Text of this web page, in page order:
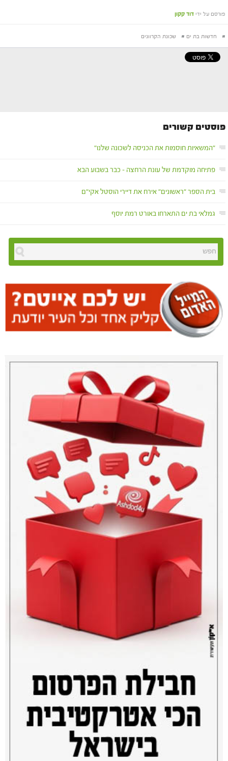
פורסם על ידי דוד קקון
# חדשות בת ים # שכונת הקרוונים
פוסטים קשורים
"המשאיות חוסמות את הכניסה לשכונה שלנו"
פתיחה מוקדמת של עונת הרחצה – כבר בשבוע הבא
בית הספר "ראשונים" אירח את דיירי הוסטל אקי"ם
גמלאי בת ים התארחו באורט רמת יוסף